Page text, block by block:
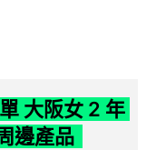
大阪女 2 年
邊產品